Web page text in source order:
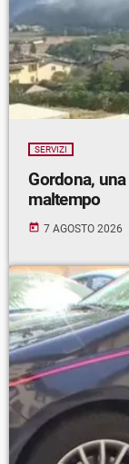
SERVIZI
Gordona,
maltempo
today 7 AGOSTO 2026